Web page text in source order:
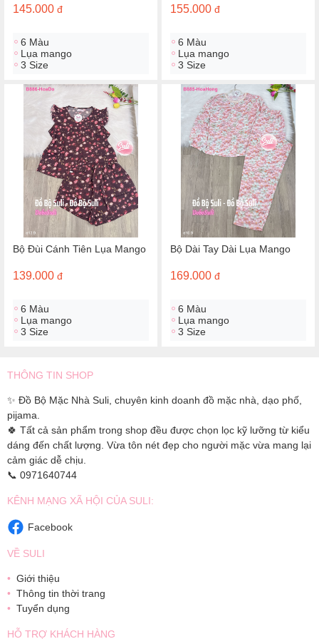
145.000 đ
6 Màu
Lụa mango
3 Size
155.000 đ
6 Màu
Lụa mango
3 Size
Bộ Đùi Cánh Tiên Lụa Mango
139.000 đ
6 Màu
Lụa mango
3 Size
Bộ Dài Tay Dài Lụa Mango
169.000 đ
6 Màu
Lụa mango
3 Size
THÔNG TIN SHOP
✨ Đồ Bộ Mặc Nhà Suli, chuyên kinh doanh đồ mặc nhà, dạo phố,
pijama.
🍀 Tất cả sản phẩm trong shop đều được chọn lọc kỹ lưỡng từ kiểu
dáng đến chất lượng. Vừa tôn nét đẹp cho người mặc vừa mang lại
cảm giác dễ chịu.
📞 0971640744
KÊNH MẠNG XÃ HỘI CỦA SULI:
Facebook
VỀ SULI
Giới thiệu
Thông tin thời trang
Tuyển dụng
HỖ TRỢ KHÁCH HÀNG